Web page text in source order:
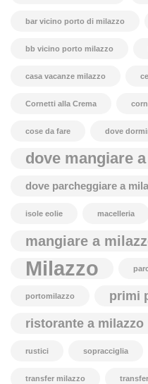
bar vicino porto di milazzo
bb vicino porto milazzo
casa vacanze milazzo
Cornetti alla Crema
cose da fare dove
dove mangiare
dove parcheggiare a
isole eolie macelleria
mangiare a
Milazzo
portomilazzo primi
ristorante a milazzo
rustici sopracciglia
transfer milazzo